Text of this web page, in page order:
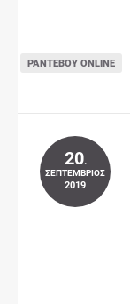
ΡΑΝΤΕΒΟΎ ONLINE
20.
ΣΕΠΤΈΜΒΡΙΟΣ
2019